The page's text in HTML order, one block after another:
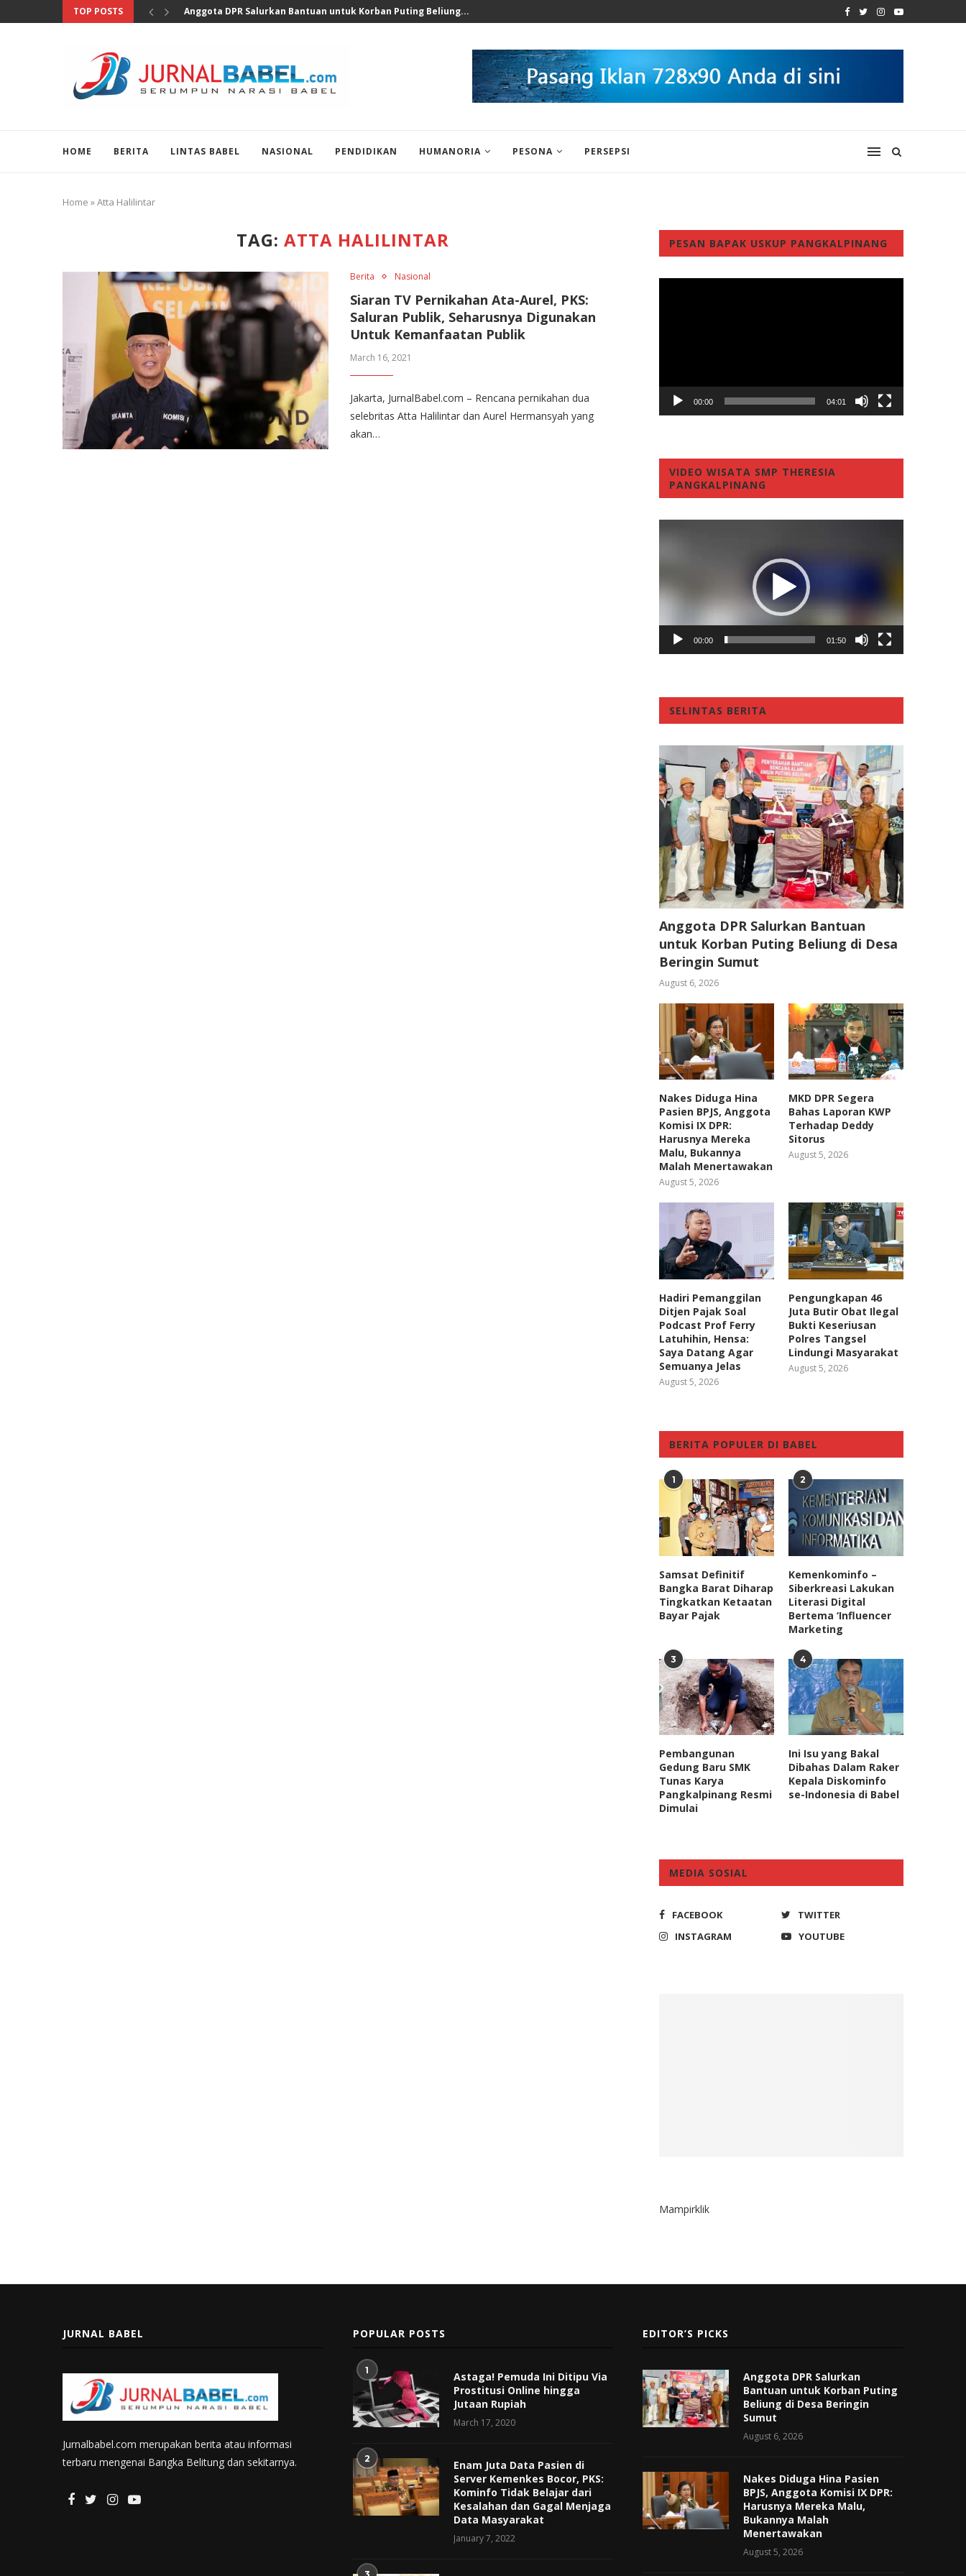
TOP POSTS Anggota DPR Salurkan Bantuan untuk Korban Puting Beliung...
HOME BERITA LINTAS BABEL NASIONAL PENDIDIKAN HUMANORIA PESONA PERSEPSI
Home »Atta Halilintar
TAG: ATTA HALILINTAR
Berita Nasional
Siaran TV Pernikahan Ata-Aurel, PKS:
Saluran Publik, Seharusnya Digunakan
Untuk Kemanfaatan Publik
March 16, 2021
Jakarta, JurnalBabel.com – Rencana pernikahan dua
selebritas Atta Halilintar dan Aurel Hermansyah yang
akan…
PESAN BAPAK USKUP PANGKALPINANG
00:00 04:01
VIDEO WISATA SMP THERESIA
PANGKALPINANG
00:00 01:50
SELINTAS BERITA
Anggota DPR Salurkan Bantuan
untuk Korban Puting Beliung di Desa
Beringin Sumut
August 6, 2026
Nakes Diduga Hina
Pasien BPJS, Anggota
Komisi IX DPR:
Harusnya Mereka
Malu, Bukannya
Malah Menertawakan
August 5, 2026
MKD DPR Segera
Bahas Laporan KWP
Terhadap Deddy
Sitorus
August 5, 2026
Hadiri Pemanggilan
Ditjen Pajak Soal
Podcast Prof Ferry
Latuhihin, Hensa:
Saya Datang Agar
Semuanya Jelas
August 5, 2026
Pengungkapan 46
Juta Butir Obat Ilegal
Bukti Keseriusan
Polres Tangsel
Lindungi Masyarakat
August 5, 2026
BERITA POPULER DI BABEL
1
Samsat Definitif
Bangka Barat Diharap
Tingkatkan Ketaatan
Bayar Pajak
2
Kemenkominfo –
Siberkreasi Lakukan
Literasi Digital
Bertema ‘Influencer
Marketing
3
Pembangunan
Gedung Baru SMK
Tunas Karya
Pangkalpinang Resmi
Dimulai
4
Ini Isu yang Bakal
Dibahas Dalam Raker
Kepala Diskominfo
se-Indonesia di Babel
MEDIA SOSIAL
FACEBOOK
TWITTER
INSTAGRAM
YOUTUBE
Mampirklik
JURNAL BABEL
Jurnalbabel.com merupakan berita atau informasi
terbaru mengenai Bangka Belitung dan sekitarnya.
POPULAR POSTS
1
Astaga! Pemuda Ini Ditipu Via
Prostitusi Online hingga
Jutaan Rupiah
March 17, 2020
2
Enam Juta Data Pasien di
Server Kemenkes Bocor, PKS:
Kominfo Tidak Belajar dari
Kesalahan dan Gagal Menjaga
Data Masyarakat
January 7, 2022
EDITOR’S PICKS
Anggota DPR Salurkan
Bantuan untuk Korban Puting
Beliung di Desa Beringin
Sumut
August 6, 2026
Nakes Diduga Hina Pasien
BPJS, Anggota Komisi IX DPR:
Harusnya Mereka Malu,
Bukannya Malah
Menertawakan
August 5, 2026